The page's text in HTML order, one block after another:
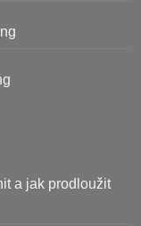
a jak prodloužit